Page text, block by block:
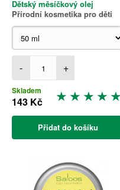
Dětský měsíčkový olej
Přírodní kosmetika pro děti
- +
Skladem
143 Kč
Přidat do košíku